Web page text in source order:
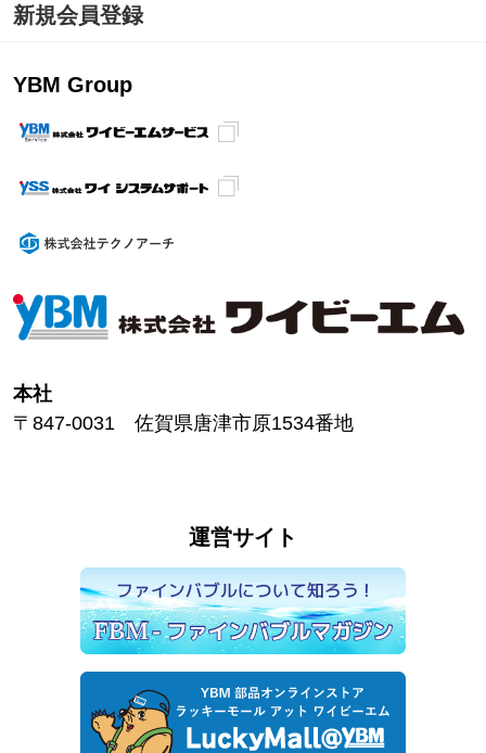
新規会員登録
YBM Group
本社
〒847-0031 佐賀県唐津市原1534番地
運営サイト